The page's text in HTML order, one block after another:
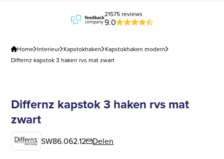
21575 reviews
9.0
Home Interieur Kapstokhaken Kapstokhaken modern
Differnz kapstok 3 haken rvs mat zwart
Differnz kapstok 3 haken rvs mat
zwart
SW86.062.12 Delen